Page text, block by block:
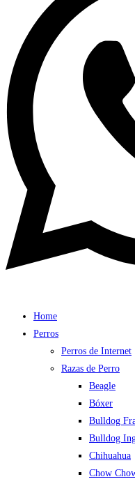
Home
Perros
Perros de Internet
Razas de Perro
Beagle
Bóxer
Bulldog
Bulldog
Chihuahua
Chow